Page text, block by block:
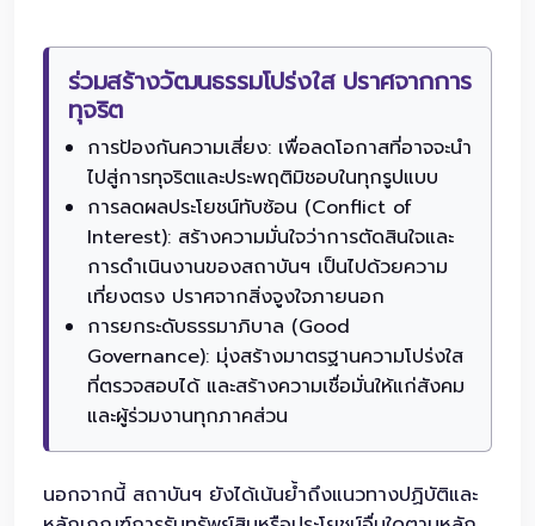
ร่วมสร้างวัฒนธรรมโปร่งใส ปราศจากการ
ทุจริต
การป้องกันความเสี่ยง: เพื่อลดโอกาสที่อาจจะนำ
ไปสู่การทุจริตและประพฤติมิชอบในทุกรูปแบบ
การลดผลประโยชน์ทับซ้อน (Conflict of
Interest): สร้างความมั่นใจว่าการตัดสินใจและ
การดำเนินงานของสถาบันฯ เป็นไปด้วยความ
เที่ยงตรง ปราศจากสิ่งจูงใจภายนอก
การยกระดับธรรมาภิบาล (Good
Governance): มุ่งสร้างมาตรฐานความโปร่งใส
ที่ตรวจสอบได้ และสร้างความเชื่อมั่นให้แก่สังคม
และผู้ร่วมงานทุกภาคส่วน
นอกจากนี้ สถาบันฯ ยังได้เน้นย้ำถึงแนวทางปฏิบัติและ